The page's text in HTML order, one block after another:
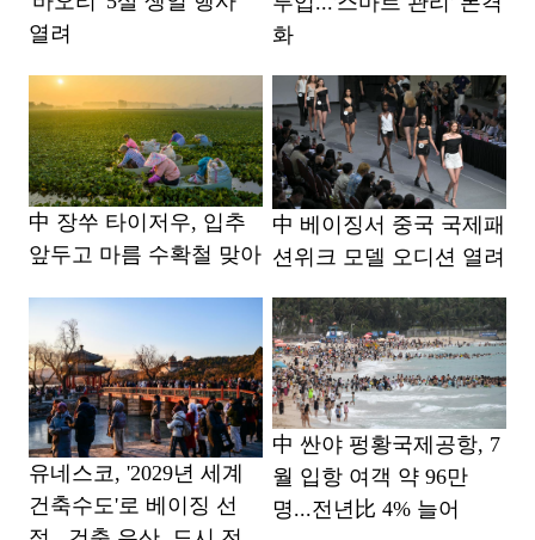
열려
화
中 장쑤 타이저우, 입추
앞두고 마름 수확철 맞아
中 베이징서 중국 국제패
션위크 모델 오디션 열려
유네스코, '2029년 세계
건축수도'로 베이징 선
中 싼야 펑황국제공항, 7
월 입항 여객 약 96만
명...전년比 4% 늘어